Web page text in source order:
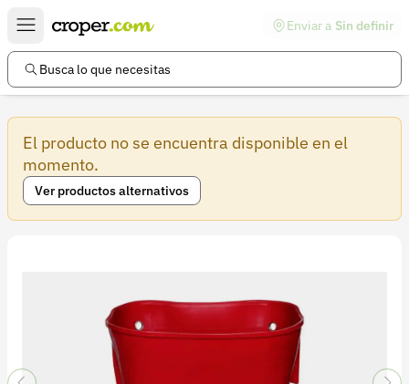
Enviar a Sin definir
Busca lo que necesitas
El producto no se encuentra disponible en el
momento.
Ver productos alternativos
Enlaces de interés
Preguntas frecuentes
Ayuda
Información legal
Términos y condiciones